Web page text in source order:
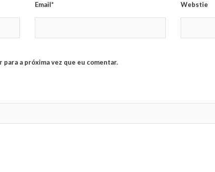
Email* Webstie
a próxima vez que eu comentar.